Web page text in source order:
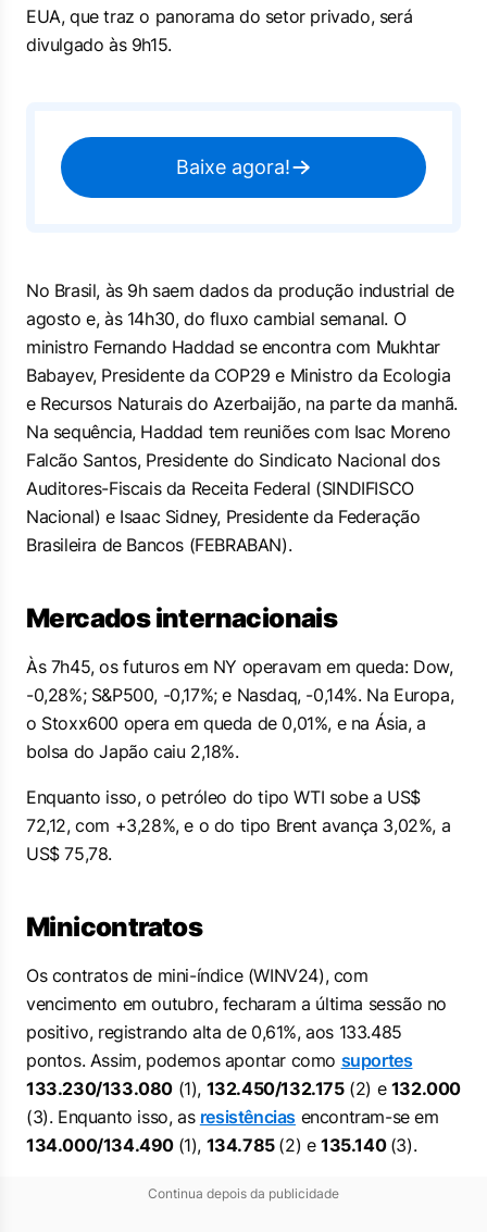
EUA, que traz o panorama do setor privado, será
divulgado às 9h15.
Baixe agora!
No Brasil, às 9h saem dados da produção industrial de
agosto e, às 14h30, do fluxo cambial semanal. O
ministro Fernando Haddad se encontra com Mukhtar
Babayev, Presidente da COP29 e Ministro da Ecologia
e Recursos Naturais do Azerbaijão, na parte da manhã.
Na sequência, Haddad tem reuniões com Isac Moreno
Falcão Santos, Presidente do Sindicato Nacional dos
Auditores-Fiscais da Receita Federal (SINDIFISCO
Nacional) e Isaac Sidney, Presidente da Federação
Brasileira de Bancos (FEBRABAN).
Mercados internacionais
Às 7h45, os futuros em NY operavam em queda: Dow,
-0,28%; S&P500, -0,17%; e Nasdaq, -0,14%. Na Europa,
o Stoxx600 opera em queda de 0,01%, e na Ásia, a
bolsa do Japão caiu 2,18%.
Enquanto isso, o petróleo do tipo WTI sobe a US$
72,12, com +3,28%, e o do tipo Brent avança 3,02%, a
US$ 75,78.
Minicontratos
Os contratos de mini-índice (WINV24), com
vencimento em outubro, fecharam a última sessão no
positivo, registrando alta de 0,61%, aos 133.485
pontos. Assim, podemos apontar como suportes
133.230/133.080 (1), 132.450/132.175(2) e 132.000
(3). Enquanto isso, as resistências encontram-se em
134.000/134.490 (1), 134.785 (2) e135.140 (3).
Continua depois da publicidade